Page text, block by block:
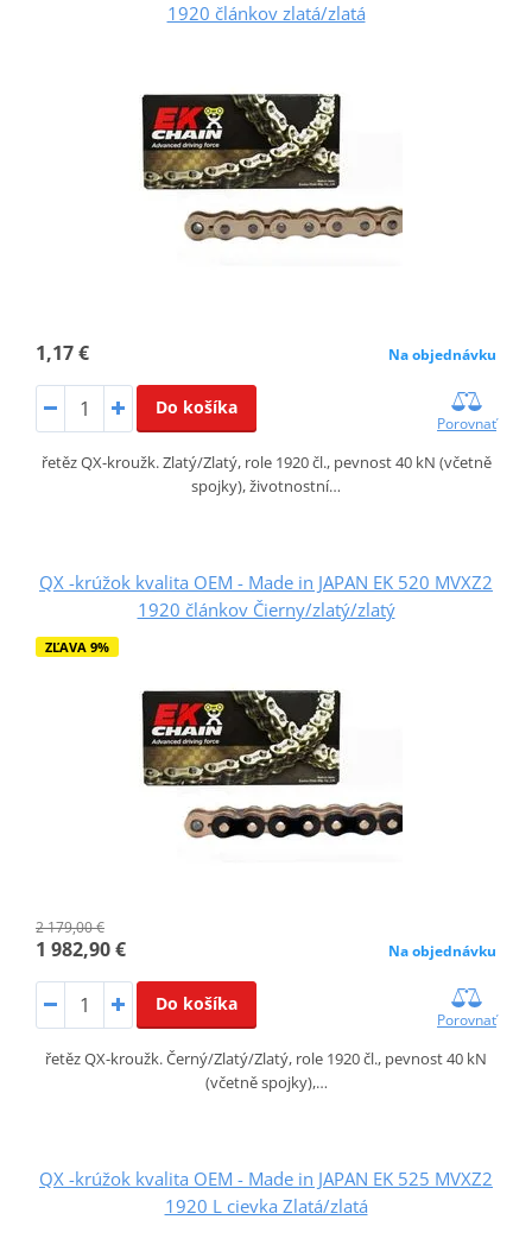
1920 článkov zlatá/zlatá
1,17 € Na objednávku
Do košíka
Porovnať
řetěz QX-kroužk. Zlatý/Zlatý, role 1920 čl., pevnost 40 kN (včetně
spojky), životnostní…
QX -krúžok kvalita OEM - Made in JAPAN EK 520 MVXZ2
1920 článkov Čierny/zlatý/zlatý
ZĽAVA 9%
2 179,00 €
1 982,90 € Na objednávku
Do košíka
Porovnať
řetěz QX-kroužk. Černý/Zlatý/Zlatý, role 1920 čl., pevnost 40 kN
(včetně spojky),…
QX -krúžok kvalita OEM - Made in JAPAN EK 525 MVXZ2
1920 L cievka Zlatá/zlatá